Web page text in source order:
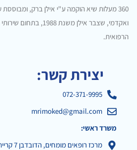
360 מעלות שיא הוקמה ע"י אילן ברק, ומבוססת
ואקדמי, שצבר אילן משנת
הרפואית.
יצירת קשר:
072-371-9995
mrimoked@gmail.com
משרד ראשי:
מרכז רופאים מומחים, הדובדבן 7 קריית אונו